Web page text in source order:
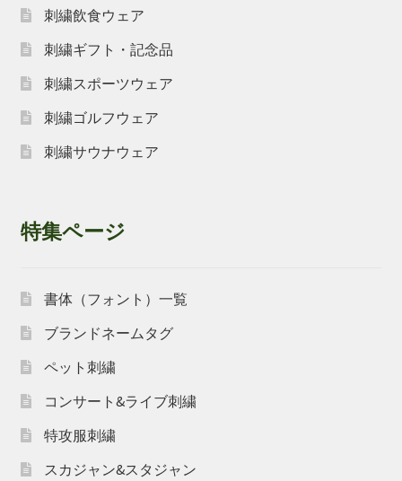
刺繍飲食ウェア
刺繍ギフト・記念品
刺繍スポーツウェア
刺繍ゴルフウェア
刺繍サウナウェア
特集ページ
書体（フォント）一覧
ブランドネームタグ
ペット刺繍
コンサート&ライブ刺繍
特攻服刺繍
スカジャン&スタジャン